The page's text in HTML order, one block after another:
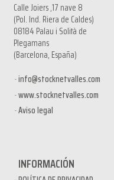
Calle Joiers ,17 nave 8
(Pol. Ind. Riera de Caldes)
08184 Palau i Solità de
Plegamans
(Barcelona, España)
info@stocknetvalles.com
www.stocknetvalles.com
Aviso legal
INFORMACIÓN